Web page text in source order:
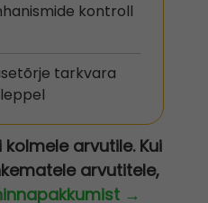
kontroll
tarkvara
arvutile. Kui
arvutitele,
→